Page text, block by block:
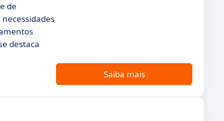
de
destaca
Saiba mais